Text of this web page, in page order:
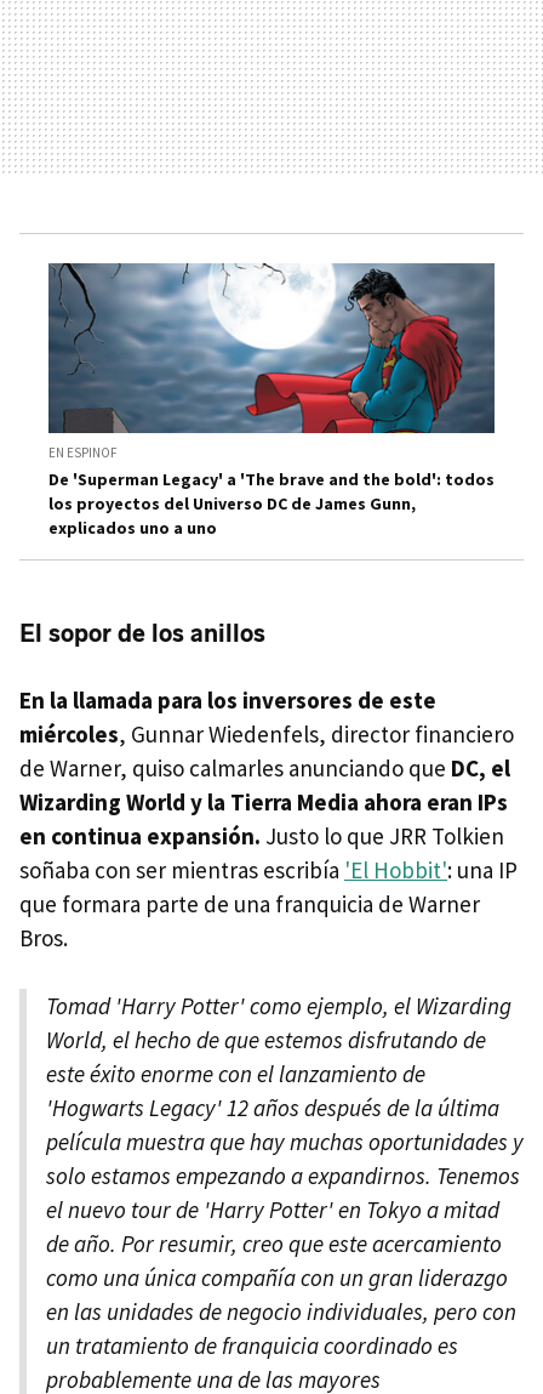
EN ESPINOF
De 'Superman Legacy' a 'The brave and the bold': todos
los proyectos del Universo DC de James Gunn,
explicados uno a uno
El sopor de los anillos
En la llamada para los inversores de este
miércoles, Gunnar Wiedenfels, director financiero
de Warner, quiso calmarles anunciando que DC, el
Wizarding World y la Tierra Media ahora eran IPs
en continua expansión. Justo lo que JRR Tolkien
soñaba con ser mientras escribía 'El Hobbit': una IP
que formara parte de una franquicia de Warner
Bros.
Tomad 'Harry Potter' como ejemplo, el Wizarding
World, el hecho de que estemos disfrutando de
este éxito enorme con el lanzamiento de
'Hogwarts Legacy' 12 años después de la última
película muestra que hay muchas oportunidades y
solo estamos empezando a expandirnos. Tenemos
el nuevo tour de 'Harry Potter' en Tokyo a mitad
de año. Por resumir, creo que este acercamiento
como una única compañía con un gran liderazgo
en las unidades de negocio individuales, pero con
un tratamiento de franquicia coordinado es
probablemente una de las mayores